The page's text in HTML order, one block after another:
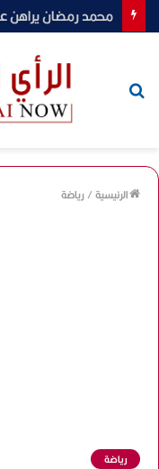
الرئيسية/رياضة
رياضة